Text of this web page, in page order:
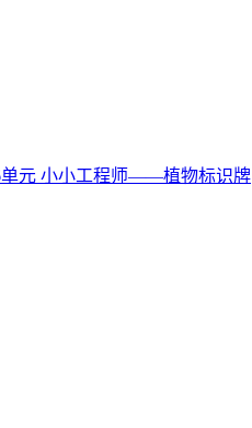
单元 小小工程师——植物标识牌